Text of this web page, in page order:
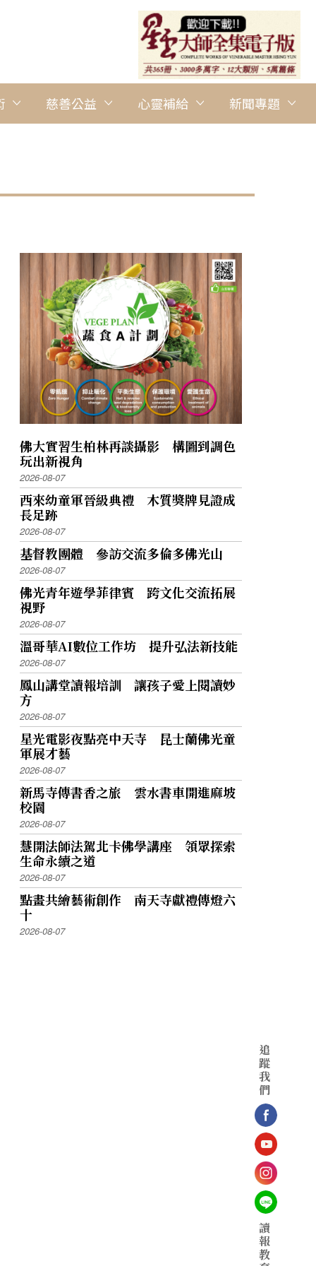
慈善公益 心靈補給 新聞專題
圖說：全世界是我們的教室。 圖/善雨提供
佛大實習生柏林再談攝影 構圖到調色
玩出新視角
2026-08-07
西來幼童軍晉級典禮 木質獎牌見證成
長足跡
2026-08-07
基督教團體 參訪交流多倫多佛光山
2026-08-07
佛光青年遊學菲律賓 跨文化交流拓展
視野
2026-08-07
溫哥華AI數位工作坊 提升弘法新技能
2026-08-07
鳳山講堂讀報培訓 讓孩子愛上閱讀妙
方
2026-08-07
星光電影夜點亮中天寺 昆士蘭佛光童
軍展才藝
2026-08-07
新馬寺傳書香之旅 雲水書車開進麻坡
校園
2026-08-07
慧開法師法駕北卡佛學講座 領眾探索
生命永續之道
2026-08-07
點畫共繪藝術創作 南天寺獻禮傳燈六
十
2026-08-07
追
蹤
我
們
讀
報
教